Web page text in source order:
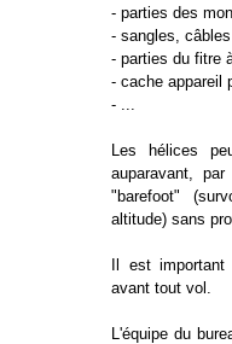
- parties des
- sangles, câbles
- parties du fitre
- cache appareil
- ...
Les hélices
auparavant,
"barefoot"
altitude) sans
Il est
avant tout vol.
L'équipe du